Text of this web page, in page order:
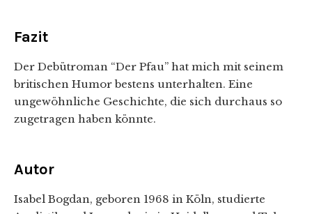
Fazit
Der Debütroman “Der Pfau” hat mich mit seinem
britischen Humor bestens unterhalten. Eine
ungewöhnliche Geschichte, die sich durchaus so
zugetragen haben könnte.
Autor
Isabel Bogdan, geboren 1968 in Köln, studierte